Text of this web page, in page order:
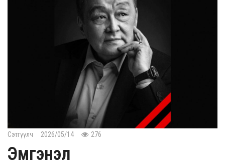
Сэтгүүлч 2026/05/14 276
Эмгэнэл